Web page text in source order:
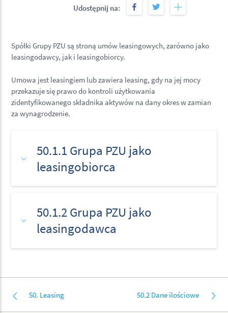
Udostępnij na:
Spółki Grupy PZU są stroną umów leasingowych, zarówno jako
leasingodawcy, jak i leasingobiorcy.
Umowa jest leasingiem lub zawiera leasing, gdy na jej mocy
przekazuje się prawo do kontroli użytkowania
zidentyfikowanego składnika aktywów na dany okres w zamian
za wynagrodzenie.
50.1.1 Grupa PZU jako
leasingobiorca
50.1.2 Grupa PZU jako
leasingodawca
50. Leasing 50.2 Dane ilościowe